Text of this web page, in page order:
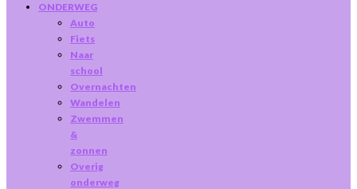
ONDERWEG
Auto
Fiets
Naar
school
Overnachten
Wandelen
Zwemmen
&
zonnen
Overig
onderweg